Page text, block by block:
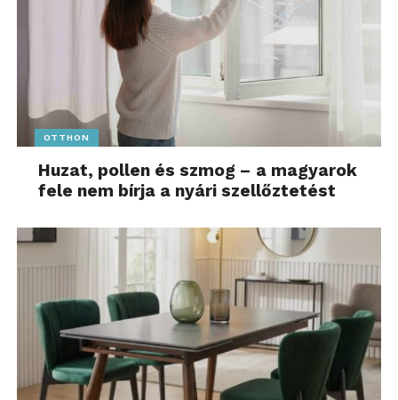
OTTHON
Huzat, pollen és szmog – a magyarok
fele nem bírja a nyári szellőztetést